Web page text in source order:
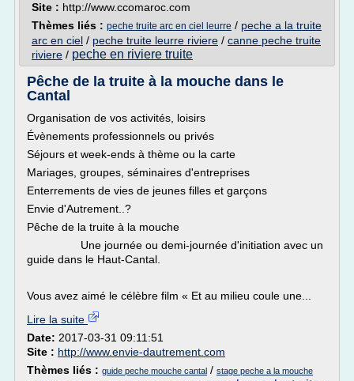
Site : http://www.ccomaroc.com
Thèmes liés : peche truite arc en ciel leurre / peche a la truite
arc en ciel / peche truite leurre riviere / canne peche truite
riviere / peche en riviere truite
Pêche de la truite à la mouche dans le
Cantal
Organisation de vos activités, loisirs
Évènements professionnels ou privés
Séjours et week-ends à thème ou la carte
Mariages, groupes, séminaires d'entreprises
Enterrements de vies de jeunes filles et garçons
Envie d'Autrement..?
Pêche de la truite à la mouche
Une journée ou demi-journée d'initiation avec un
guide dans le Haut-Cantal.
Vous avez aimé le célèbre film « Et au milieu coule une...
Lire la suite
Date: 2017-03-31 09:11:51
Site : http://www.envie-dautrement.com
Thèmes liés : guide peche mouche cantal / stage peche a la mouche